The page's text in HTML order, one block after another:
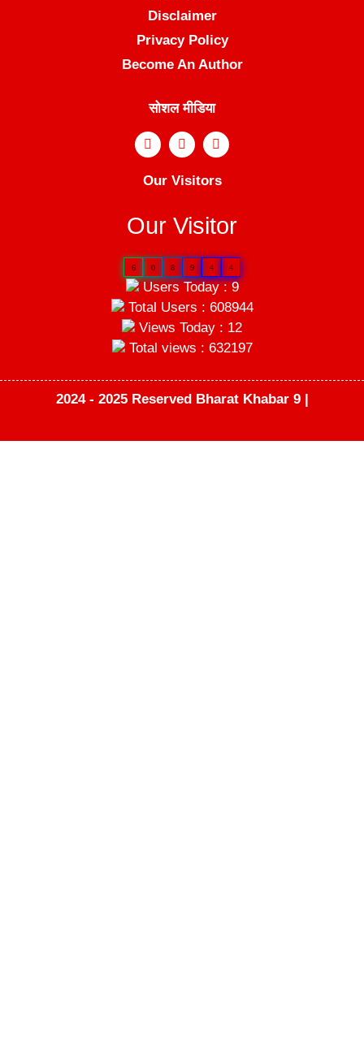
Disclaimer
Privacy Policy
Become An Author
सोशल मीडिया
Our Visitors
Our Visitor
6 0 8 9 4 4
Users Today : 9
Total Users : 608944
Views Today : 12
Total views : 632197
2024 - 2025 Reserved Bharat Khabar 9 |